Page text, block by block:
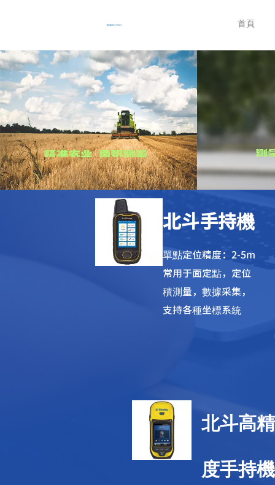
首頁
北斗手持機
單點定位精度：2-5m
常用于面定點，定位
積測量，數據采集，
支持各種坐標系統
北斗高精
度手持機